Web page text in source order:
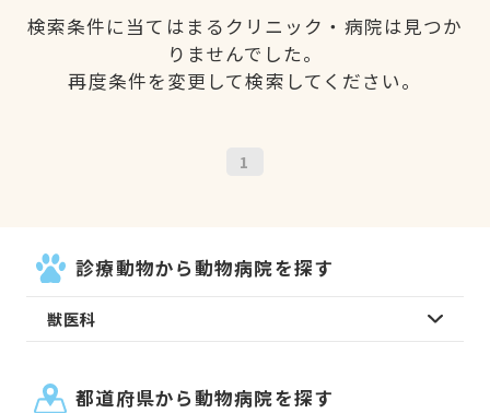
検索条件に当てはまるクリニック・病院は見つか
りませんでした。
再度条件を変更して検索してください。
1
診療動物から動物病院を探す
獣医科
都道府県から動物病院を探す